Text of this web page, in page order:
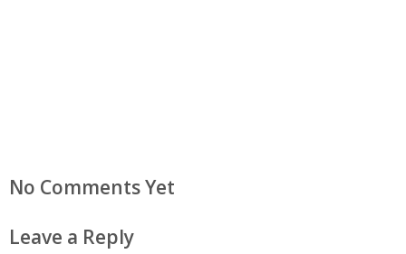
No Comments Yet
Leave a Reply